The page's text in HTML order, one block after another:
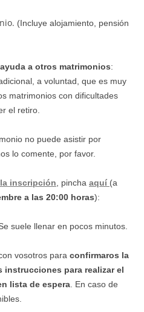
(Incluye alojamiento, pensión
ayuda a otros matrimonios:
a voluntad, que es muy
matrimonios con dificultades
el retiro.
no puede asistir por
lo comente, por favor.
inscripción , pincha aquí (a
a las 20:00 horas):
suele llenar en pocos minutos.
vosotros para confirmaros la
instrucciones para realizar el
lista de espera . En caso de